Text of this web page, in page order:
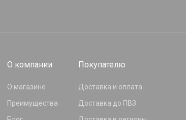
О компании
О магазине
Преимущества
Покупателю
Доставка и оплата
Доставка до ПВЗ